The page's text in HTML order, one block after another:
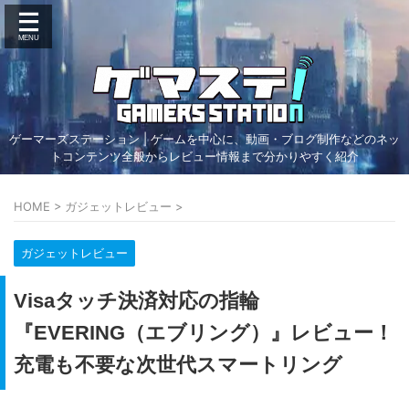
ゲーマーズステーション | ゲームを中心に、動画・ブログ制作などのネッ
トコンテンツ全般からレビュー情報まで分かりやすく紹介
HOME > ガジェットレビュー >
ガジェットレビュー
Visaタッチ決済対応の指輪
『EVERING（エブリング）』レビュー！
充電も不要な次世代スマートリング